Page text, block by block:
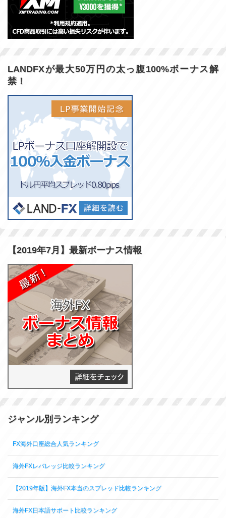
LANDFXが最大50万円の太っ腹100%ボーナス解
禁！
【2019年7月】最新ボーナス情報
ジャンル別ランキング
FX海外口座総合人気ランキング
海外FXレバレッジ比較ランキング
【2019年版】海外FX本当のスプレッド比較ランキング
海外FX日本語サポート比較ランキング